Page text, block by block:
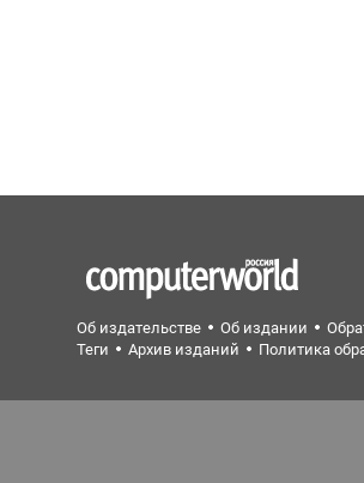
Об издательстве Об издании
Теги
Архив изданий Политика